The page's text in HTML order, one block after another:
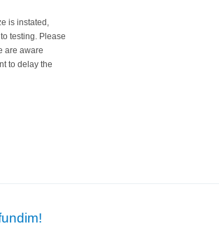
is instated,
testing. Please
are aware
to delay the
9 gusht